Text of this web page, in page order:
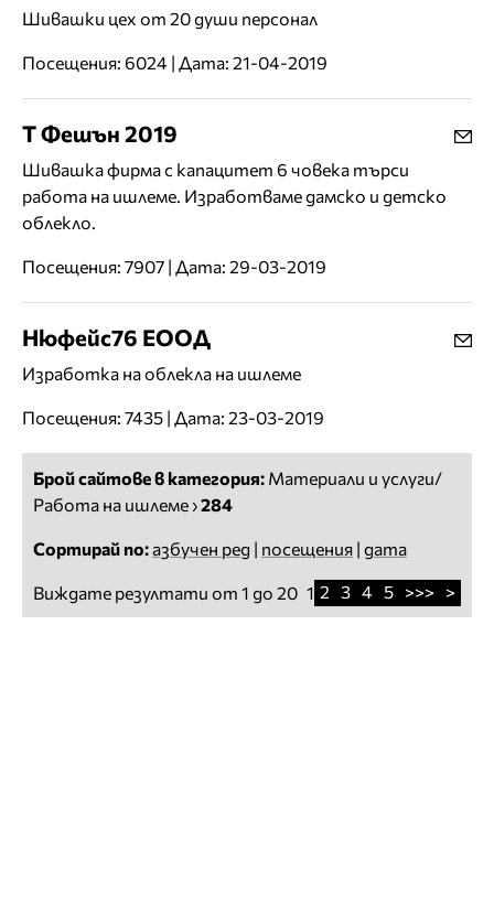
Шивашки цех от 20 души персонал
Посещения: 6024 | Дата: 21-04-2019
Т Фешън 2019
Шивашка фирма с капацитет 6 човека търси
работа на ишлеме. Изработваме дамско и детско
облекло.
Посещения: 7907 | Дата: 29-03-2019
Нюфейс76 ЕООД
Изработка на облекла на ишлеме
Посещения: 7435 | Дата: 23-03-2019
Брой сайтове в категория: Материали и услуги/
Работа на ишлеме›284
Сортирай по: азбучен ред | посещения | дата
Виждате резултати от 1 до 20 1 2 3 4 5 >>> >